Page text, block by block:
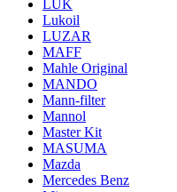
LUK
Lukoil
LUZAR
MAFF
Mahle Original
MANDO
Mann-filter
Mannol
Master Kit
MASUMA
Mazda
Mercedes Benz